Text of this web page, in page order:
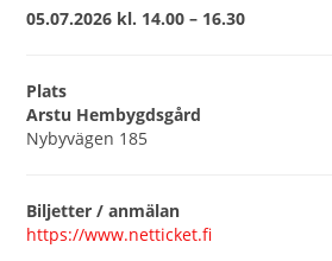
05.07.2026 kl. 14.00 – 16.30
Plats
Arstu Hembygdsgård
Nybyvägen 185
Biljetter / anmälan
https://www.netticket.fi